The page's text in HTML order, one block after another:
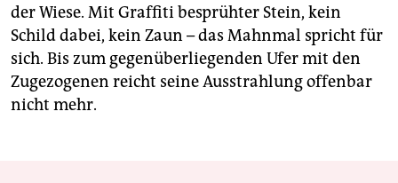
der Wiese. Mit Graffiti besprühter Stein, kein
Schild dabei, kein Zaun – das Mahnmal spricht für
sich. Bis zum gegenüberliegenden Ufer mit den
Zugezogenen reicht seine Ausstrahlung offenbar
nicht mehr.